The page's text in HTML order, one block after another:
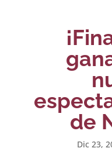
de
Dic 23,